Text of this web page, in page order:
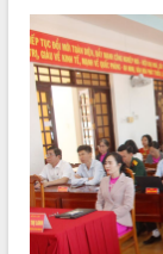
HỆ THỐNG VĂN BẢN
VĂN BẢN HĐND TỈNH
ĐIỂM TIN VĂN BẢN
QUY HOẠCH - KẾ HOẠCH